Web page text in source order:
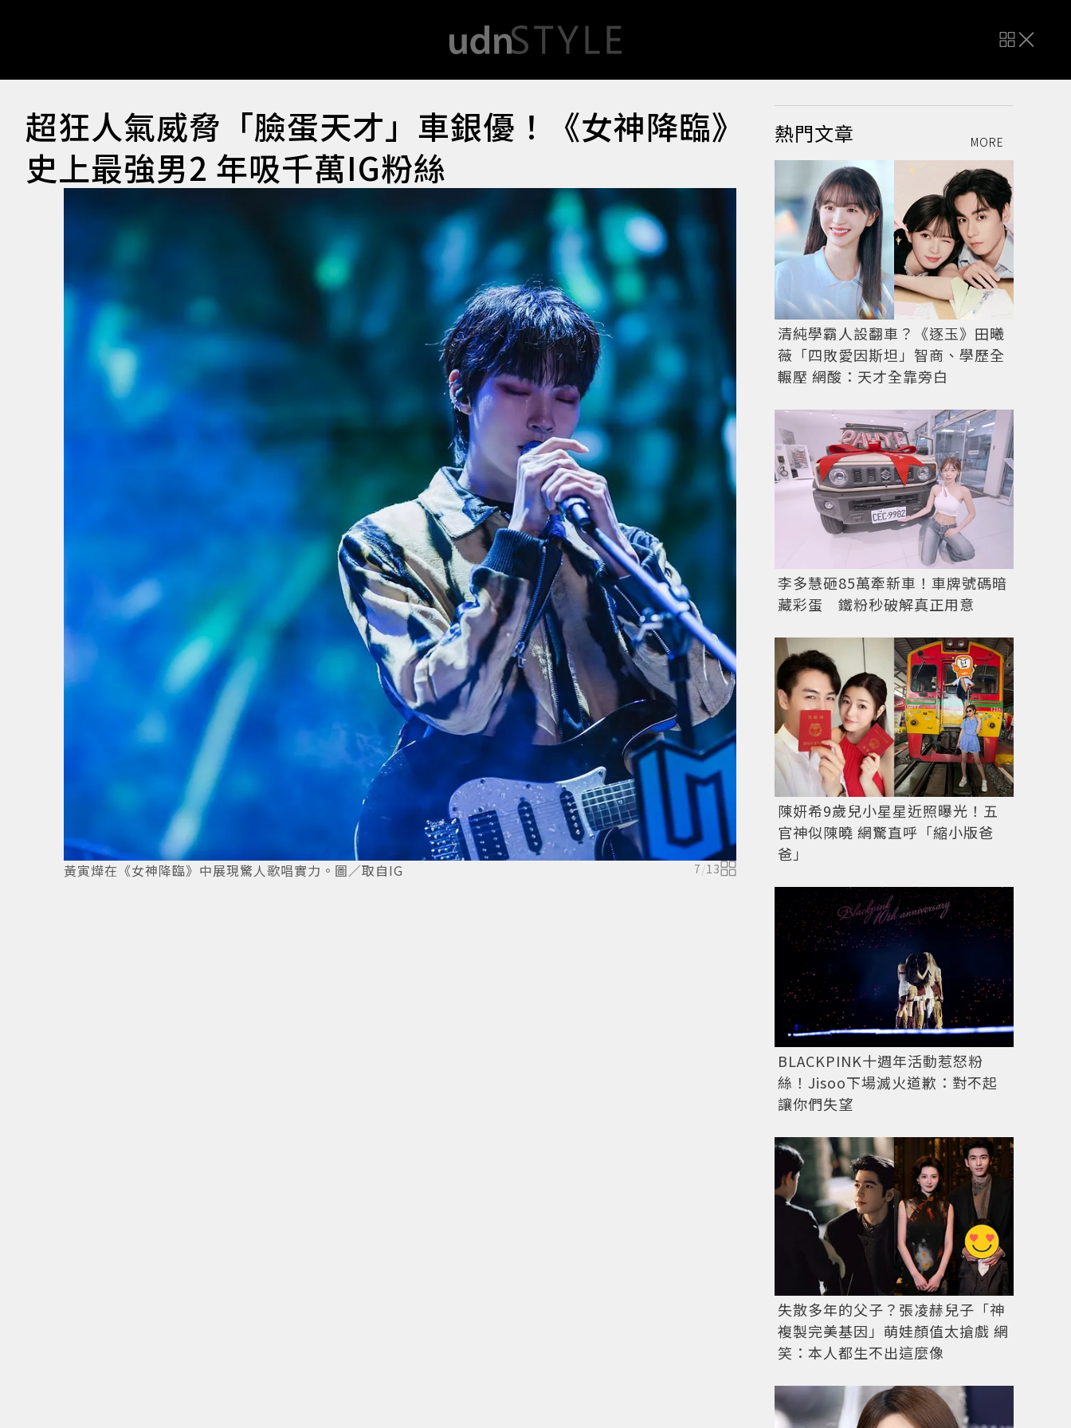
超狂人氣威脅「臉蛋天才」車銀優！《女神降臨》
史上最強男2 年吸千萬IG粉絲
黃寅燁在《女神降臨》中展現驚人歌唱實力。圖／取自IG 7/13
熱門文章 MORE
清純學霸人設翻車？《逐玉》田曦
薇「四敗愛因斯坦」智商、學歷全
輾壓 網酸：天才全靠旁白
李多慧砸85萬牽新車！車牌號碼暗
藏彩蛋 鐵粉秒破解真正用意
陳妍希9歲兒小星星近照曝光！五
官神似陳曉 網驚直呼「縮小版爸
爸」
BLACKPINK十週年活動惹怒粉
絲！Jisoo下場滅火道歉：對不起
讓你們失望
失散多年的父子？張凌赫兒子「神
複製完美基因」萌娃顏值太搶戲 網
笑：本人都生不出這麼像